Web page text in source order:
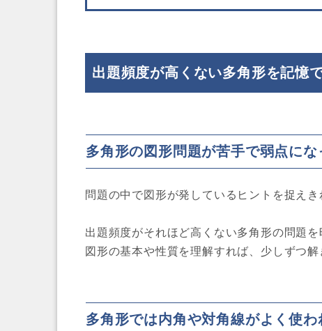
出題頻度が高くない多角形を記憶
多角形の図形問題が苦手で弱点にな
問題の中で図形が発しているヒントを捉え
出題頻度がそれほど高くない多角形の問題
図形の基本や性質を理解すれば、少しずつ解
多角形では内角や対角線がよく使わ